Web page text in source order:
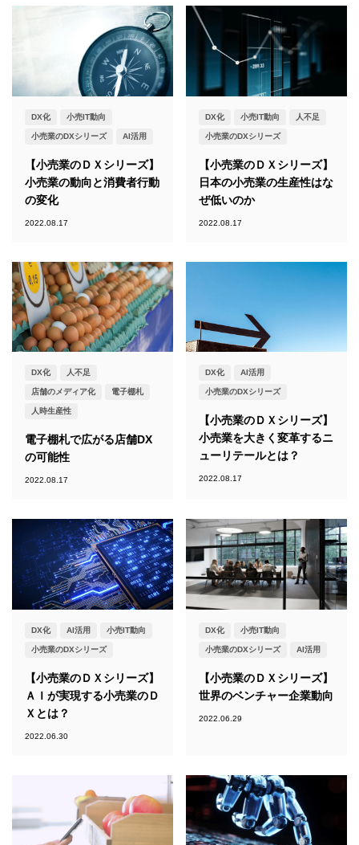
DX化 小売IT動向
小売業のDXシリーズ AI活用
【小売業のＤＸシリーズ】
小売業の動向と消費者行動
の変化
2022.08.17
DX化 小売IT動向 人不足
小売業のDXシリーズ
【小売業のＤＸシリーズ】
日本の小売業の生産性はな
ぜ低いのか
2022.08.17
DX化 人不足
店舗のメディア化 電子棚札
人時生産性
電子棚札で広がる店舗DX
の可能性
2022.08.17
DX化 AI活用
小売業のDXシリーズ
【小売業のＤＸシリーズ】
小売業を大きく変革するニ
ューリテールとは？
2022.08.17
DX化 AI活用 小売IT動向
小売業のDXシリーズ
【小売業のＤＸシリーズ】
ＡＩが実現する小売業のＤ
Ｘとは？
2022.06.30
DX化 小売IT動向
小売業のDXシリーズ AI活用
【小売業のＤＸシリーズ】
世界のベンチャー企業動向
2022.06.29